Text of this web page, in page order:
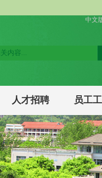
中文
人才招聘 员工